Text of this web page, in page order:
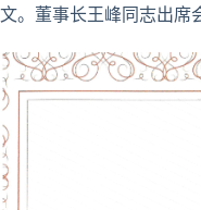
文。董事长王峰同志出席